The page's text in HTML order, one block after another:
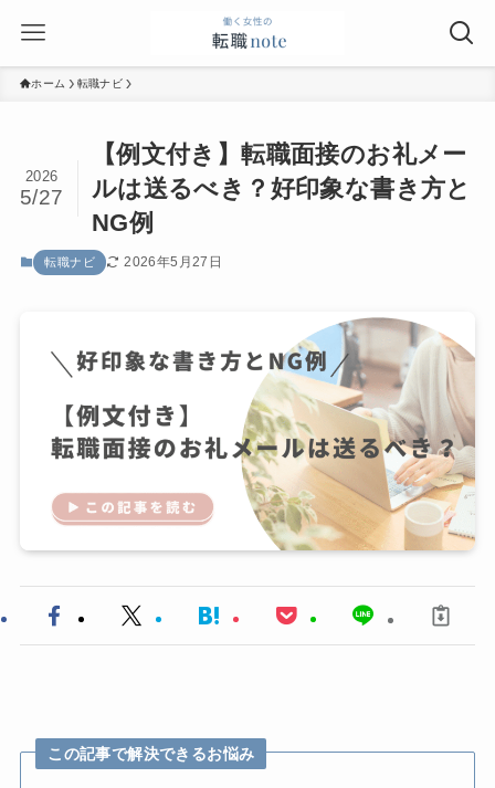
ホーム 転職ナビ
【例文付き】転職面接のお礼メー
ルは送るべき？好印象な書き方と
NG例
2026
5/27
転職ナビ 2026年5月27日
この記事で解決できるお悩み